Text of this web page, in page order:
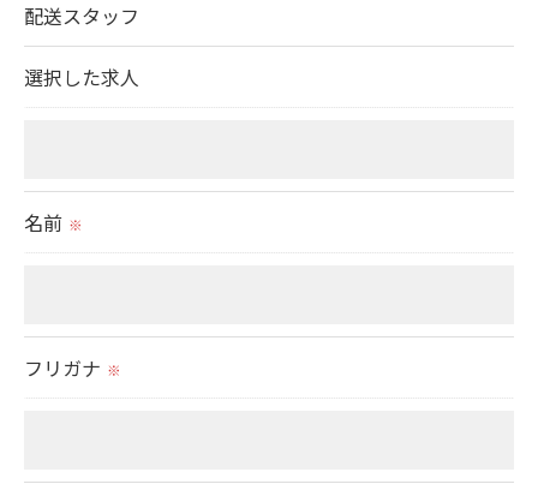
＜個人情報の安全管理＞
当社では、個人情報の漏洩等がなされないよう、適
＜個人情報を与えなかった場合に生じる結果＞
必要な情報を頂けない場合は、それに対応した当社
＜個人情報の開示･訂正・削除･利用停止の手続につ
配送スタッフ
選択した求人
名前 ※
フリガナ ※